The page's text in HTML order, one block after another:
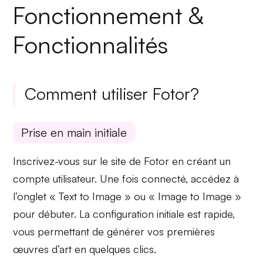
Fonctionnement &
Fonctionnalités
Comment utiliser Fotor?
Prise en main initiale
Inscrivez-vous sur le site de Fotor en créant un
compte utilisateur. Une fois connecté, accédez à
l’onglet « Text to Image » ou « Image to Image »
pour débuter. Laconfiguration initiale est rapide,
vous permettant de générer vos premières
œuvres d’art en quelques clics.